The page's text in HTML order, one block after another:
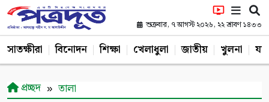
শুক্রবার, ৭ আগস্ট ২০২৬, ২২ শ্রাবণ ১৪৩৩
সাতক্ষীরা বিনোদন শিক্ষা খেলাধুলা জাতীয় খুলনা
প্রচ্ছদ তালা